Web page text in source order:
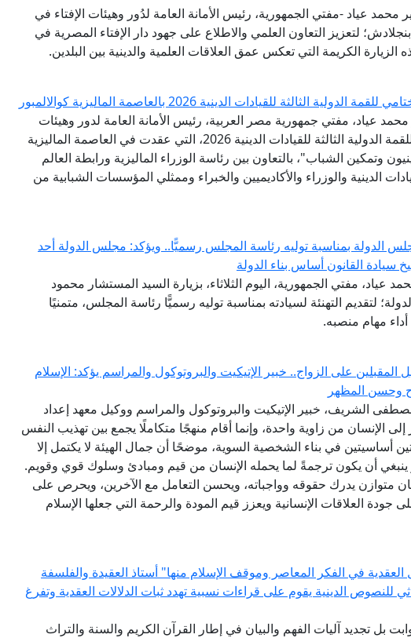
محمد عياد -مفتي الجمهورية، رئيس الأمانة العامة لدُور وهيئات الإفتاء في
بنجلادش؛ لتعزيز التعاون العلمي والاطلاع على جهود دار الإفتاء المصرية في
الزيارة الكريمة التي تعكس عمق العلاقات العلمية والدينية بين البلدين.
الثالثة للقيادات الدينية 2026 بالعاصمة الماليزية كوالالمبور
محمد عياد، مفتي جمهورية مصر العربية، رئيس الأمانة العامة لدور وهيئات
الإفتاء في العالم، البيان الختامي للقمة الدولية الثالثة للقيادات الدينية 2026، التي عقدت في العاصمة الماليزية
وتمكين الشباب"، بالتعاون بين رئاسة الوزراء الماليزية ورابطة العالم
الدينية والوزراء والأكاديميين والخبراء وممثلي المؤسسات الشبابية من
الدولة بمناسبة توليه رئاسة المجلس رسميًّا.. ويؤكد: مجلس الدولة أحد
سيادة القانون أساس بناء الدولة
عياد، مفتي الجمهورية، اليوم الثلاثاء، بزيارة السيد المستشار محمود
لتقديم التهنئة لسيادته بمناسبة توليه رسميًّا رئاسة المجلس، متمنيًا
مهام منصبه.
على الزواج.. خبير الإتيكيت والبروتوكول والمراسم يؤكد: الإسلام
وحسن المظهر
الشريف، خبير الإتيكيت والبروتوكول والمراسم ووكيل معهد إعداد
إلى الإنسان من زاوية واحدة، وإنما أقام منهجًا متكاملًا يجمع بين تهذيب النفس
أساسيتين في بناء الشخصية السوية، موضحًا أن جمال الهيئة لا يكتمل إلا
أن يكون ترجمةً لما يحمله الإنسان من قيم ومبادئ وسلوك قوي وقويم.
متوازن يدرك حقوقه وواجباته، ويحسن التعامل مع الآخرين، ويحرص على
جودة العلاقات الإنسانية ويعزز قيم المودة والرحمة التي جعلها الإسلام
في الفكر المعاصر وموقف الإسلام منها" أستاذ العقيدة والفلسفة
للنصوص الدينية يقوم على قراءات نسبية تهدد ثبات الدلالات العقدية وتفرغ
بل تجديد آليات الفهم والبيان في إطار القرآن الكريم والسنة والتراث